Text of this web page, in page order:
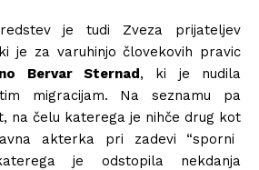
je tudi Zveza prijateljev
je za varuhinjo človekovih pravic
Bervar Sternad, ki je nudila
migracijam. Na seznamu pa
na čelu katerega je nihče drug kot
akterka pri zadevi “sporni
je odstopila nekdanja